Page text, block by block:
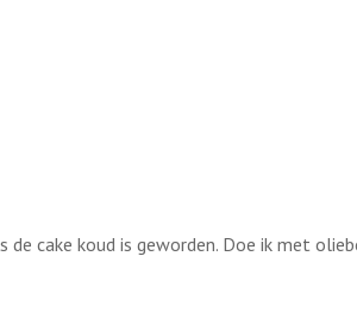
cake koud is geworden. Doe ik met